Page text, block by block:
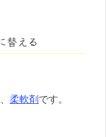
替える
柔軟剤 です。